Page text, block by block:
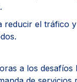
reducir el tráfico
a los desafíos